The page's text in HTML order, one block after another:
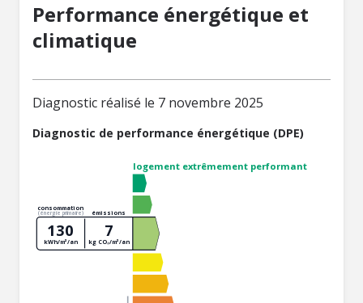
Performance énergétique et
climatique
Diagnostic réalisé le 7 novembre 2025
Diagnostic de performance énergétique (DPE)
logement extrêmement performant
consommation
(énergie primaire) émissions
130
kWh/m²/an
7
kg CO₂/m²/an